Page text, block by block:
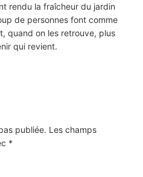
rendu la fraîcheur du jardin
de personnes font comme
quand on les retrouve, plus
qui revient.
publiée. Les champs
*